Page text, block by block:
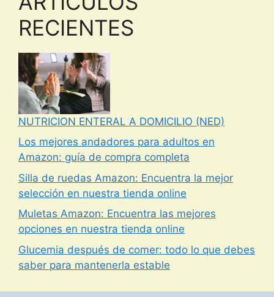
RECIENTES
NUTRICION ENTERAL A DOMICILIO (NED)
Los mejores andadores para adultos en
Amazon: guía de compra completa
Silla de ruedas Amazon: Encuentra la mejor
selección en nuestra tienda online
Muletas Amazon: Encuentra las mejores
opciones en nuestra tienda online
Glucemia después de comer: todo lo que debes
saber para mantenerla estable